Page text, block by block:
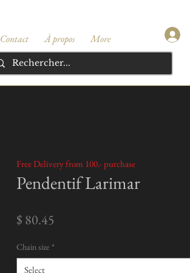
Contact À propos More
Pendentif Larimar
$ 80.45
Chain size *
Select
Free Delivery from 100.- purchase